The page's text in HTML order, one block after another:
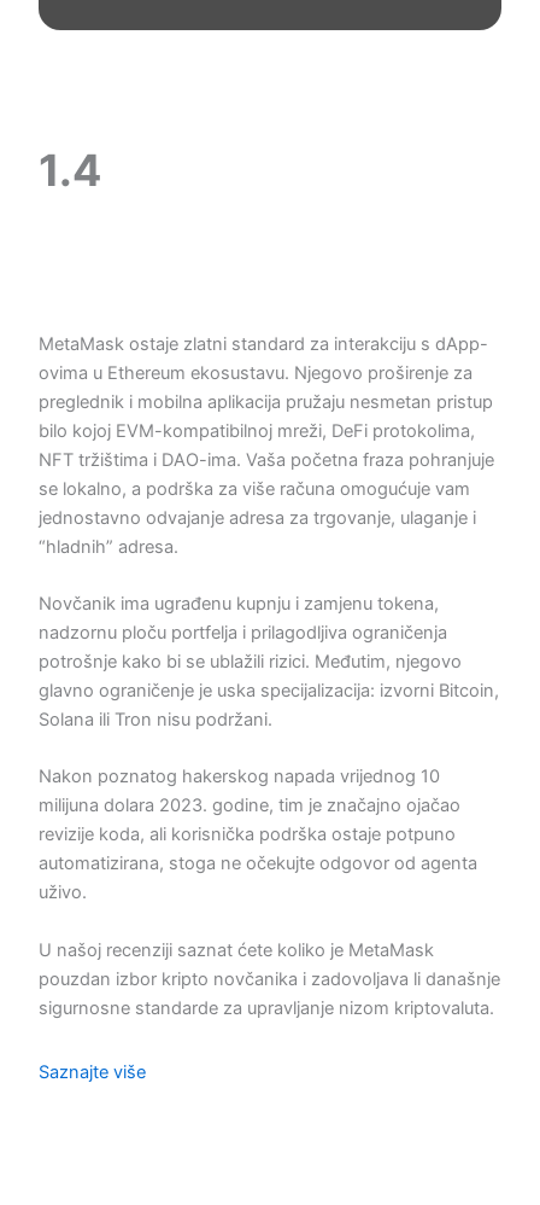
1.4
MetaMask ostaje zlatni standard za interakciju s dApp-
ovima u Ethereum ekosustavu. Njegovo proširenje za
preglednik i mobilna aplikacija pružaju nesmetan pristup
bilo kojoj EVM-kompatibilnoj mreži, DeFi protokolima,
NFT tržištima i DAO-ima. Vaša početna fraza pohranjuje
se lokalno, a podrška za više računa omogućuje vam
jednostavno odvajanje adresa za trgovanje, ulaganje i
“hladnih” adresa.
Novčanik ima ugrađenu kupnju i zamjenu tokena,
nadzornu ploču portfelja i prilagodljiva ograničenja
potrošnje kako bi se ublažili rizici. Međutim, njegovo
glavno ograničenje je uska specijalizacija: izvorni Bitcoin,
Solana ili Tron nisu podržani.
Nakon poznatog hakerskog napada vrijednog 10
milijuna dolara 2023. godine, tim je značajno ojačao
revizije koda, ali korisnička podrška ostaje potpuno
automatizirana, stoga ne očekujte odgovor od agenta
uživo.
U našoj recenziji saznat ćete koliko je MetaMask
pouzdan izbor kripto novčanika i zadovoljava li današnje
sigurnosne standarde za upravljanje nizom kriptovaluta.
Saznajte više